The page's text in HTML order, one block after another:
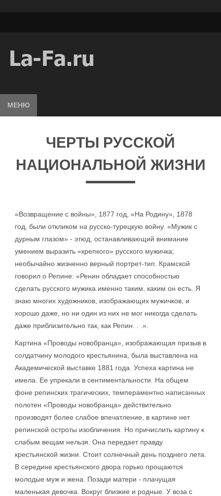
МЕНЮ
ЧЕРТЫ РУССКОЙ
НАЦИОНАЛЬНОЙ ЖИЗНИ
«Возвращение с войны», 1877 год, «На Родину», 1878
год, были откликом на русско-турецкую войну. «Мужик с
дурным глазом» - этюд, останавливающий внимание
умением выразить «крепкого» русского мужичка;
необычайно жизненно верный портрет-тип. Крамской
говорил о Репине: «Ренин обладает способностью
сделать русского мужика именно таким, каким он есть. Я
знаю многих художников, изображающих мужичков, и
хорошо даже, но ни один из них не мог никогда сделать
даже приблизительно так, как Репин. . .».
Картина «Проводы новобранца», изображающая призыв в
солдатчину молодого крестьянина, была выставлена на
Академической выставке 1881 года. Успеха картина не
имела. Ее упрекали в сентиментальности. На общем
фоне репинских трагических, темпераментно написанных
полотен «Проводы новобранца» действительно
производят более слабое впечатление, в картине нет
репинской остроты изобличения. Но причислить картину к
слабым вещам нельзя. Она передает правду
крестьянской жизни. Стоит солнечный день позднего лета.
В середине крестьянского двора горько прощаются
молодые муж и жена. Позади матери - плачущая
маленькая девочка. Вокруг близкие и родные. У воза с